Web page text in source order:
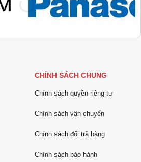
CHÍNH SÁCH CHUNG
Chính sách quyền riêng tư
Chính sách vận chuyển
Chính sách đổi trả hàng
Chính sách bảo hành